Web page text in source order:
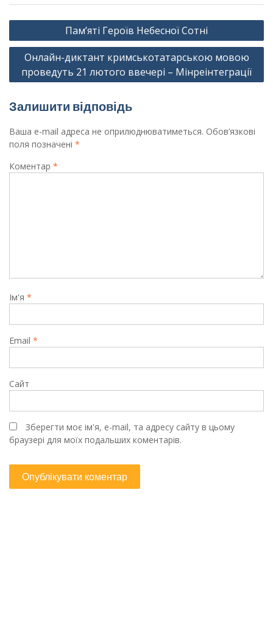
Навігація
записів
Пам’яті Героїв Небесної Сотні
Онлайн-диктант кримськотатарською мовою
проведуть 21 лютого ввечері – Мінреінтеграції
Залишити відповідь
Ваша e-mail адреса не оприлюднюватиметься. Обов’язкові
поля позначені *
Коментар *
Ім'я *
Email *
Сайт
Зберегти моє ім'я, e-mail, та адресу сайту в цьому
браузері для моїх подальших коментарів.